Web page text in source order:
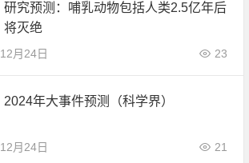
研究预测：哺乳动物包括人类2.5亿年后
将灭绝
12月24日 23
2024年大事件预测（科学界）
12月24日 21